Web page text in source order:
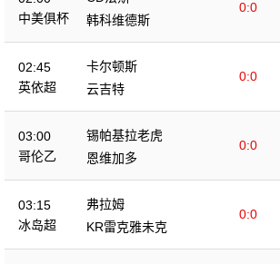
中美俱杯
0:0
韩科维德斯
02:45
英依超
卡尔顿斯
0:0
云吉特
03:00
哥伦乙
锡帕基拉老虎
0:0
恩维加多
03:15
冰岛超
弗拉姆
0:0
KR雷克雅未克